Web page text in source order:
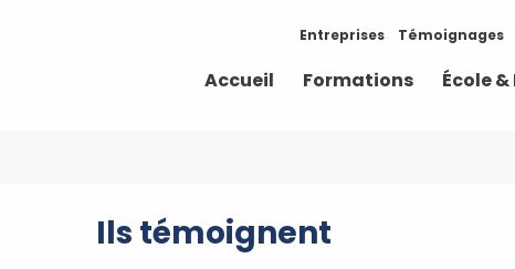
Accueil Formations École
Entreprises Témoignages
Ils témoignent